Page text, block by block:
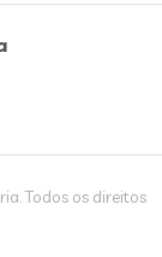
Todos os direitos